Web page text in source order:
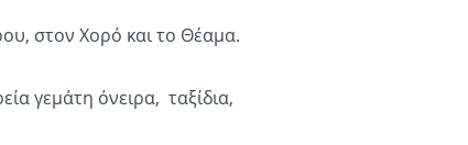
στον Χορό και το Θέαμα.
γεμάτη όνειρα, ταξίδια,